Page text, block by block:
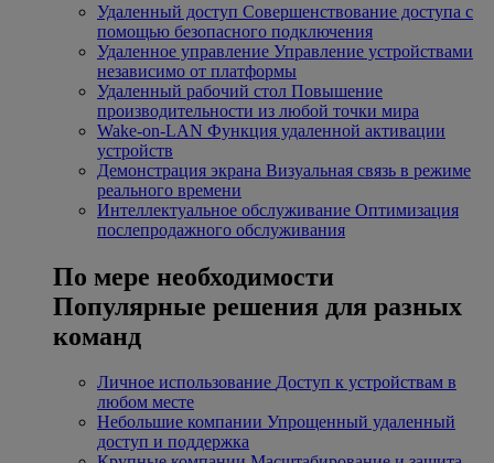
Удаленный доступ Совершенствование доступа с
помощью безопасного подключения
Удаленное управление Управление устройствами
независимо от платформы
Удаленный рабочий стол Повышение
производительности из любой точки мира
Wake-on-LAN Функция удаленной активации
устройств
Демонстрация экрана Визуальная связь в режиме
реального времени
Интеллектуальное обслуживание Оптимизация
послепродажного обслуживания
По мере необходимости
Популярные решения для разных
команд
Личное использование Доступ к устройствам в
любом месте
Небольшие компании Упрощенный удаленный
доступ и поддержка